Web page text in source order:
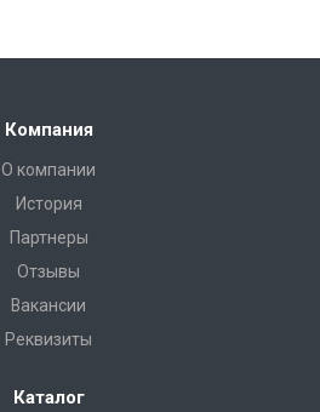
Компания
О компании
История
Партнеры
Отзывы
Вакансии
Реквизиты
Каталог